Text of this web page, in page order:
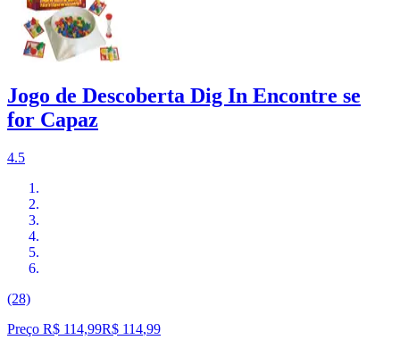
Jogo de Descoberta Dig In Encontre se
for Capaz
4.5
(28)
Preço R$ 114,99R$ 114,99